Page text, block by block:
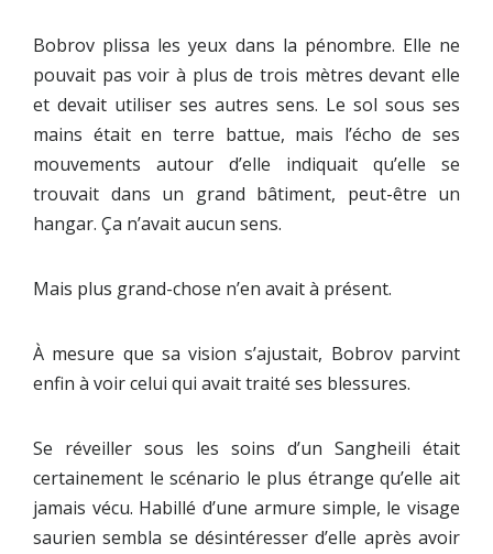
Bobrov plissa les yeux dans la pénombre. Elle ne
pouvait pas voir à plus de trois mètres devant elle
et devait utiliser ses autres sens. Le sol sous ses
mains était en terre battue, mais l’écho de ses
mouvements autour d’elle indiquait qu’elle se
trouvait dans un grand bâtiment, peut-être un
hangar. Ça n’avait aucun sens.
Mais plus grand-chose n’en avait à présent.
À mesure que sa vision s’ajustait, Bobrov parvint
enfin à voir celui qui avait traité ses blessures.
Se réveiller sous les soins d’un Sangheili était
certainement le scénario le plus étrange qu’elle ait
jamais vécu. Habillé d’une armure simple, le visage
saurien sembla se désintéresser d’elle après avoir